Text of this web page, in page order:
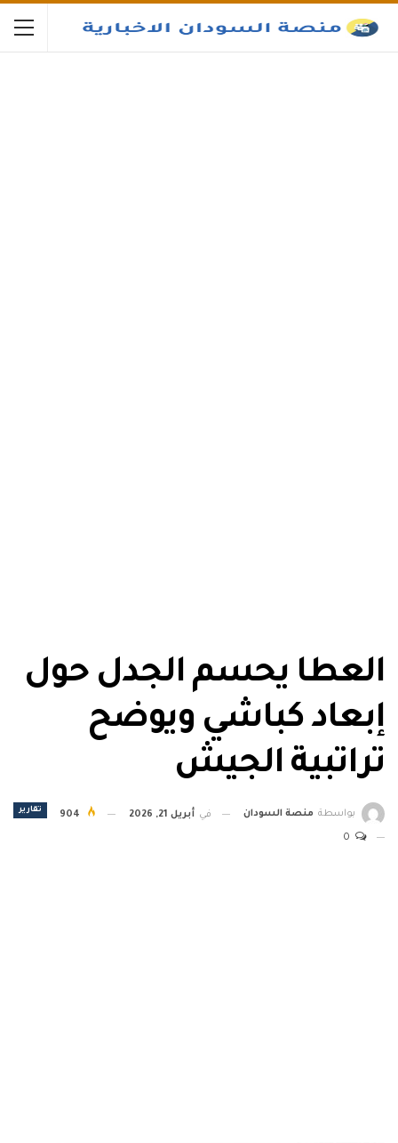
العطا يحسم الجدل حول
إبعاد كباشي ويوضح
تراتبية الجيش
تقارير بواسطة منصة السودان في أبريل 21, 2026 904